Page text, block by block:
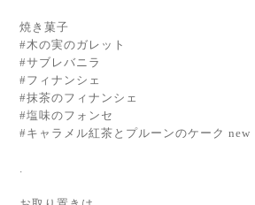
焼き菓子
#木の実のガレット
#サブレバニラ
#フィナンシェ
#抹茶のフィナンシェ
#塩味のフォンセ
#キャラメル紅茶とプルーンのケーク new
.